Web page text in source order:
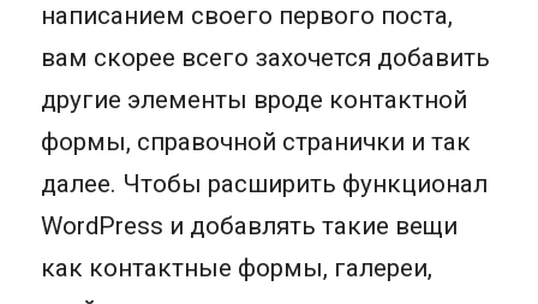
написанием своего первого поста,
вам скорее всего захочется добавить
другие элементы вроде контактной
формы, справочной странички и так
далее. Чтобы расширить функционал
WordPress и добавлять такие вещи
как контактные формы, галереи,